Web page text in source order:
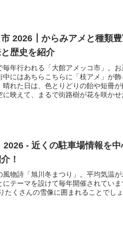
2026┃からみアメと種類
歴史を紹介
毎年行われる「大館アメッコ市」。お
中にはあちらこちらに「枝アメ」が
晴れた日は、色とりどりの飴や短冊
に映えて、まるで街路樹が花を咲か
2026 ‐ 近くの駐車場情報を
！
風物詩「旭川冬まつり」。平均気温
にテーマを設けて毎年開催されていま
たくさんの雪像に囲まれることでしょ